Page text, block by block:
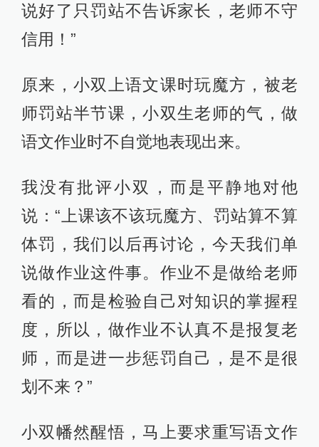
说好了只罚站不告诉家长，老师不守
信用！”
原来，小双上语文课时玩魔方，被老
师罚站半节课，小双生老师的气，做
语文作业时不自觉地表现出来。
我没有批评小双，而是平静地对他
说：“上课该不该玩魔方、罚站算不算
体罚，我们以后再讨论，今天我们单
说做作业这件事。作业不是做给老师
看的，而是检验自己对知识的掌握程
度，所以，做作业不认真不是报复老
师，而是进一步惩罚自己，是不是很
划不来？”
小双幡然醒悟，马上要求重写语文作